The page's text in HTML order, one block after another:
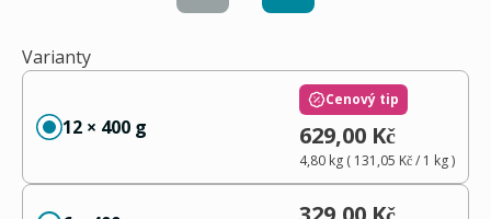
Varianty
12 × 400 g
Cenový tip
629,00 Kč
4,80 kg( 131,05 Kč/ 1 kg)